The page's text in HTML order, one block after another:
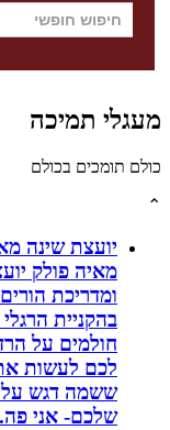
תמיכה
בכולם
יועצת שינה מאיה
מאיה פולק יועצת
ומדריכת הורים
בהקניית הרגלי
חולמים על הרדמות
לכם לעשות את
ששמה דגש על
שלכם- אני פה.